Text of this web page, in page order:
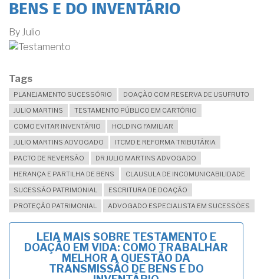
BENS E DO INVENTÁRIO
By Julio
Tags
PLANEJAMENTO SUCESSÓRIO
DOAÇÃO COM RESERVA DE USUFRUTO
JULIO MARTINS
TESTAMENTO PÚBLICO EM CARTÓRIO
COMO EVITAR INVENTÁRIO
HOLDING FAMILIAR
JULIO MARTINS ADVOGADO
ITCMD E REFORMA TRIBUTÁRIA
PACTO DE REVERSÃO
DR JULIO MARTINS ADVOGADO
HERANÇA E PARTILHA DE BENS
CLAUSULA DE INCOMUNICABILIDADE
SUCESSÃO PATRIMONIAL
ESCRITURA DE DOAÇÃO
PROTEÇÃO PATRIMONIAL
ADVOGADO ESPECIALISTA EM SUCESSÕES
LEIA MAIS SOBRE TESTAMENTO E
DOAÇÃO EM VIDA: COMO TRABALHAR
MELHOR A QUESTÃO DA
TRANSMISSÃO DE BENS E DO